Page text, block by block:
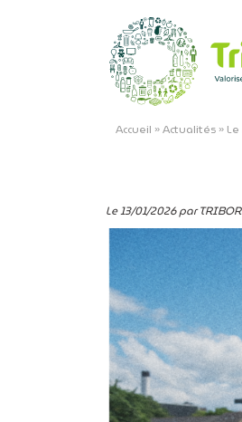
Accueil »Actualités »
Le 13/01/2026 par